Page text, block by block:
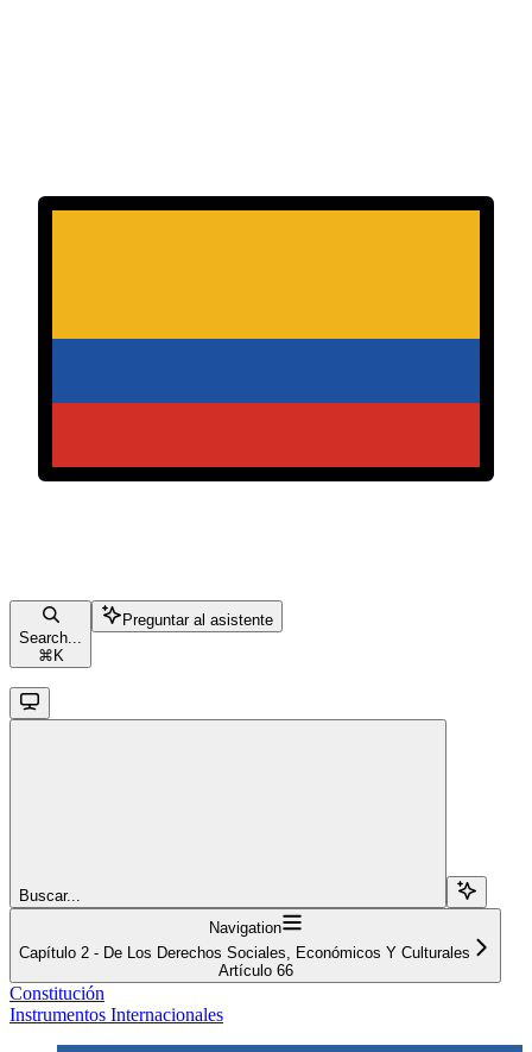
Search...
⌘ K
Preguntar al asistente
Buscar...
Navigation
Capítulo 2 - De Los Derechos Sociales, Económicos Y Culturales
Artículo 66
Constitución
Instrumentos Internacionales